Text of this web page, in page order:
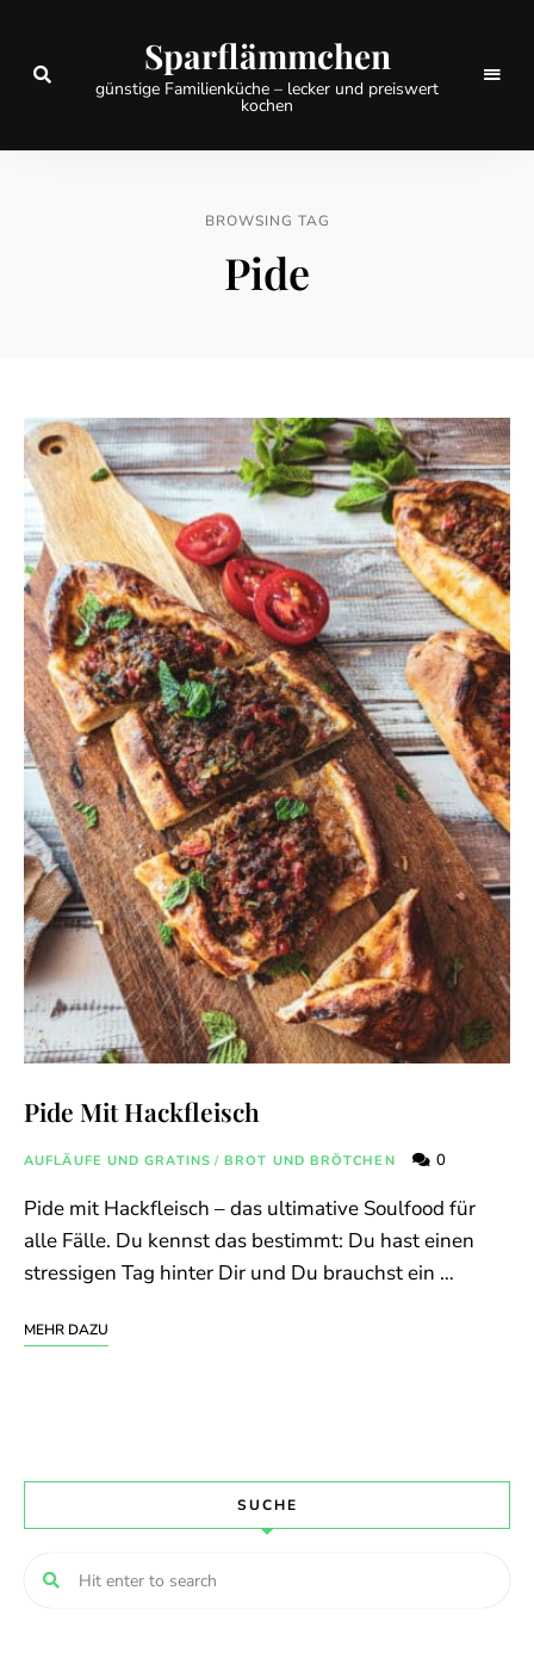
Sparflämmchen
günstige Familienküche – lecker und preiswert
kochen
BROWSING TAG
Pide
Pide Mit Hackfleisch
AUFLÄUFE UND GRATINS / BROT UND BRÖTCHEN 0
Pide mit Hackfleisch – das ultimative Soulfood für
alle Fälle. Du kennst das bestimmt: Du hast einen
stressigen Tag hinter Dir und Du brauchst ein …
MEHR DAZU
SUCHE